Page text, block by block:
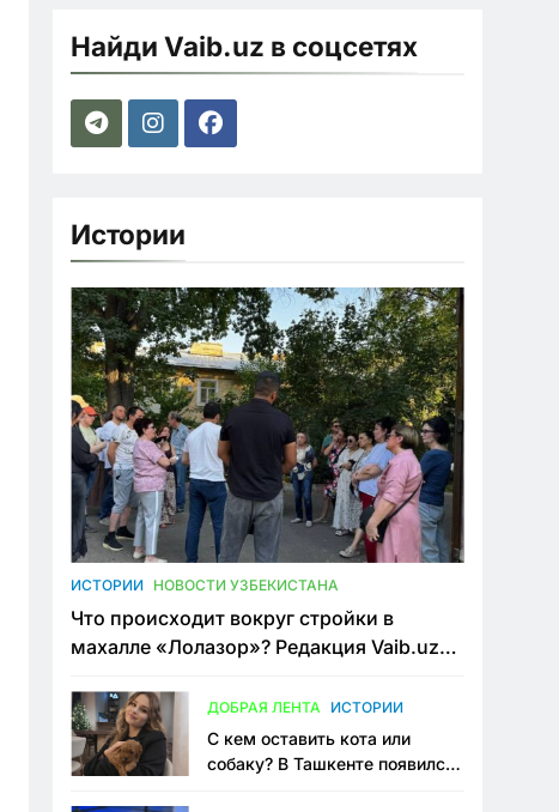
Найди Vaib.uz в соцсетях
Истории
ИСТОРИИ НОВОСТИ УЗБЕКИСТАНА
Что происходит вокруг стройки в
махалле «Лолазор»? Редакция Vaib.uz
конфликта
ДОБРАЯ ЛЕНТА ИСТОРИИ
С кем оставить кота или
собаку? В Ташкенте появился